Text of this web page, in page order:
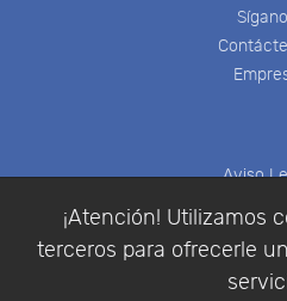
¡Atención! Utilizamos
terceros para ofrecerle
Aviso
Condiciones